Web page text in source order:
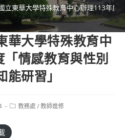
國立東華大學特殊教育中心辦理113年
華大學特殊教育中
情感教育與性別
研習」
Post教務處 / 教師進修